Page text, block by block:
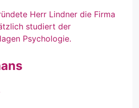
Herr Lindner die Firma
studiert der
Psychologie.